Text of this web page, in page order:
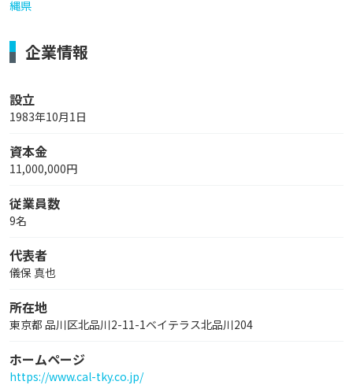
縄県
企業情報
設立
1983年10月1日
資本金
11,000,000円
従業員数
9名
代表者
儀保 真也
所在地
東京都 品川区北品川2-11-1ベイテラス北品川204
ホームページ
https://www.cal-tky.co.jp/